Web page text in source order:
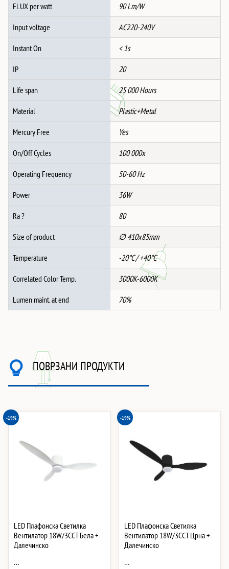
FLUX per watt 90 Lm/W
Input voltage AC220-240V
Instant On < 1s
IP 20
Life span 25 000 Hours
Material Plastic+Metal
Mercury Free Yes
On/Off Cycles 100 000x
Operating Frequency 50-60 Hz
Power 36W
Ra ? 80
Size of product ∅ 410x85mm
Temperature -20°C / +40°C
Correlated Color Temp. 3000K-6000K
Lumen maint. at end 70%
ПОВРЗАНИ ПРОДУКТИ
-19%
LED Плафонска Светилка
Вентилатор 18W/3CCT Бела +
Далечинско
…
-19%
LED Плафонска Светилка
Вентилатор 18W/3CCT Црна +
Далечинско
…